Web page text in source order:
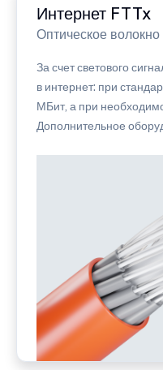
Интернет FTTx
Оптическое волокно
За счет светового
в интернет: при
МБит, а при
Дополнительное